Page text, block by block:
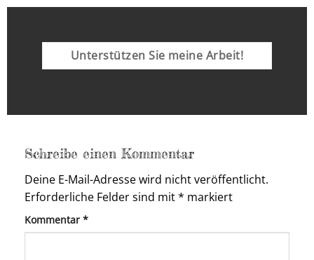
Unterstützen Sie meine Arbeit!
Schreibe einen Kommentar
Deine E-Mail-Adresse wird nicht veröffentlicht.
Erforderliche Felder sind mit* markiert
Kommentar *